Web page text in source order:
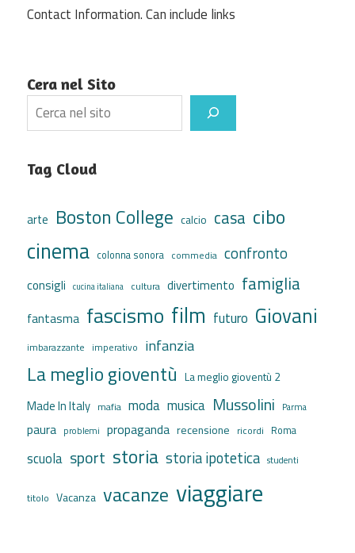
Contact Information. Can include links
Cera nel Sito
Search
Tag Cloud
arte Boston College calcio casa cibo
cinema colonna sonora commedia confronto
consigli cucina italiana cultura divertimento famiglia
fantasma fascismo film futuro Giovani
imbarazzante imperativo infanzia
La meglio gioventù La meglio gioventù 2
Made In Italy mafia moda musica Mussolini Parma
paura problemi propaganda recensione ricordi Roma
scuola sport storia storia ipotetica studenti
titolo Vacanza vacanze viaggiare